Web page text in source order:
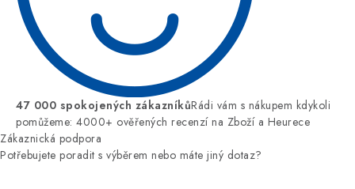
47 000 spokojených zákazníkůRádi vám s nákupem kdykoli
pomůžeme: 4000+ ověřených recenzí na Zboží a Heurece
Zákaznická podpora
Potřebujete poradit s výběrem nebo máte jiný dotaz?